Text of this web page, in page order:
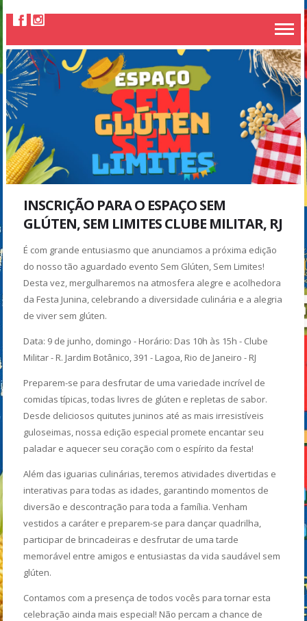
INSCRIÇÃO PARA O ESPAÇO SEM
GLÚTEN, SEM LIMITES CLUBE MILITAR, RJ
É com grande entusiasmo que anunciamos a próxima edição
do nosso tão aguardado evento Sem Glúten, Sem Limites!
Desta vez, mergulharemos na atmosfera alegre e acolhedora
da Festa Junina, celebrando a diversidade culinária e a alegria
de viver sem glúten.
Data: 9 de junho, domingo - Horário: Das 10h às 15h - Clube
Militar - R. Jardim Botânico, 391 - Lagoa, Rio de Janeiro - RJ
Preparem-se para desfrutar de uma variedade incrível de
comidas típicas, todas livres de glúten e repletas de sabor.
Desde deliciosos quitutes juninos até as mais irresistíveis
guloseimas, nossa edição especial promete encantar seu
paladar e aquecer seu coração com o espírito da festa!
Além das iguarias culinárias, teremos atividades divertidas e
interativas para todas as idades, garantindo momentos de
diversão e descontração para toda a família. Venham
vestidos a caráter e preparem-se para dançar quadrilha,
participar de brincadeiras e desfrutar de uma tarde
memorável entre amigos e entusiastas da vida saudável sem
glúten.
Contamos com a presença de todos vocês para tornar esta
celebração ainda mais especial! Não percam a chance de